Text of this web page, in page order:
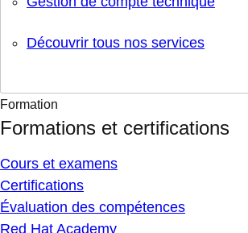
Découvrir tous nos services
Formation
Formations et certifications
Cours et examens
Certifications
Évaluation des compétences
Red Hat Academy